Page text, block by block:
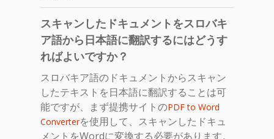
スキャンしたドキュメントをスロバキ
ア語から日本語に翻訳するにはどうす
ればよいですか？
スロバキア語のドキュメントからスキャン
したテキストを日本語に翻訳することは可
能ですが、まず提携サイトのPDF to Word
Converterを使用して、スキャンしたドキュ
メントをWordに変換する必要があります。